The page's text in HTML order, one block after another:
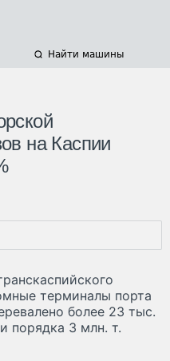
Найти машины
на Каспии
терминалы порта
более 23 тыс.
порядка 3 млн. т.